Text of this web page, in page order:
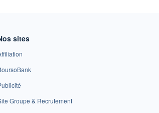
sites
Groupe & Recrutement